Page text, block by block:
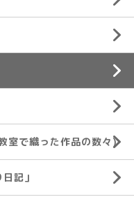
室で織った作品の数々)
記」